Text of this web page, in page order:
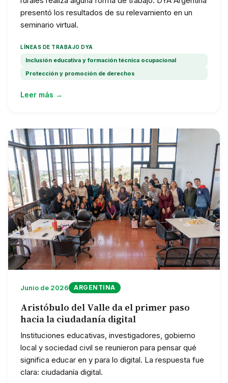
presentó los resultados de su relevamiento en un
seminario virtual.
LÍNEAS DE TRABAJO DYA
Inclusión educativa y formación técnica ocupacional
Protección y promoción de derechos
Leer más →
Junio de 2026 ARGENTINA
Aristóbulo del Valle da el primer paso
hacia la ciudadanía digital
Instituciones educativas, investigadores, gobierno
local y sociedad civil se reunieron para pensar qué
significa educar en y para lo digital. La respuesta fue
clara: ciudadanía digital.